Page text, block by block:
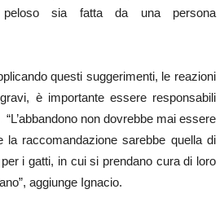
peloso sia fatta da una persona
questi suggerimenti, le reazioni
è importante essere responsabili
non dovrebbe mai essere
la raccomandazione sarebbe quella di
i gatti, in cui si prendano cura di loro
aggiunge Ignacio.